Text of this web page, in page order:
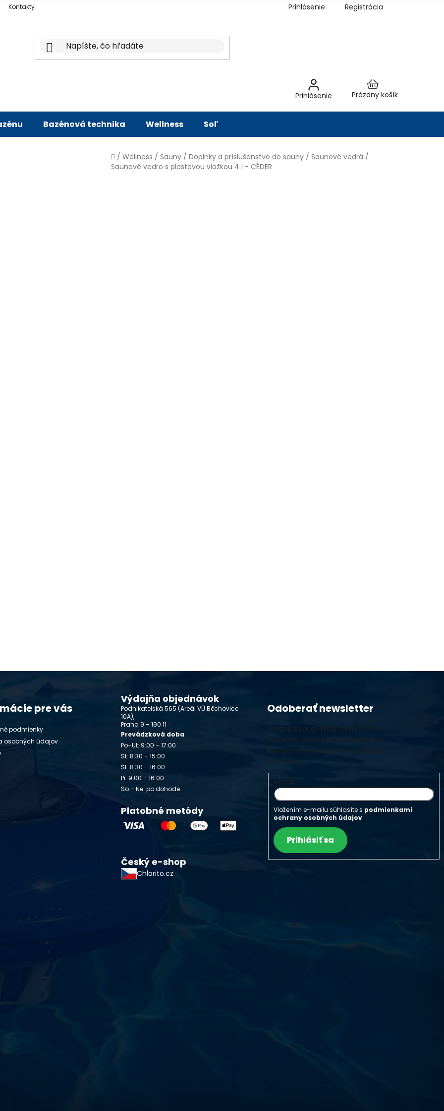
Kontakty Prihlásenie Registrácia
Prihlásenie
Nákupný
Prázdny košík
Bazénová technika Wellness Soľ
Domov
/ Wellness / Sauny / Doplnky a príslušenstvo do sauny / Saunové vedrá /
Saunové vedro s plastovou vložkou 4 l - CÉDER
pre vás
podmienky
osobných údajov
Výdajňa objednávok
Podnikatelská 565 (Areál VÚ Běchovice
10A),
Praha 9 – 190 11
Prevádzková doba
Po–Ut: 9:00 – 17:00
St: 8:30 – 15:00
Št: 8:30 – 16:00
Pi: 9:00 – 16:00
So – Ne: po dohode
Platobné metódy
Český e-shop
Chlorito.cz
Odoberať newsletter
Vložte svoj e-mail a my Vám
budeme zasielať informácie o
nových produktoch na našom
e-shope.
Email
Vložením e-mailu súhlasíte s podmienkami
ochrany osobných údajov
Prihlásiť sa
o vodu a
vzdelaním v oblasti čistiarní odpadových
zdokonaľovaním v oblasti starostlivosti o vodu.
vlastnej výroby pre čistú a bezpečnú
na najlepších európskych surovinách a
najvyššiu kvalitu za ceny porovnateľné s
a bezpečnosťou. Presvedčte sa sami o kvalite
kontrolami a testami, a o ich nepochybnej
oázu čistoty s našimi produktmi – pretože voda